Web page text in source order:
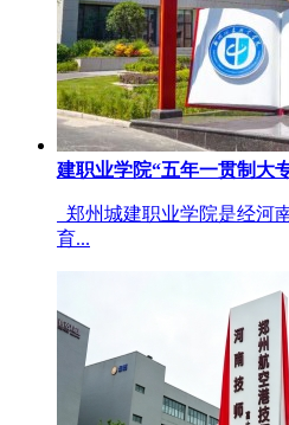
建职业学院“五年一贯制大
郑州城建职业学院是经河
育...